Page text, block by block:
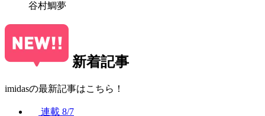
谷村鯛夢
新着記事
imidasの最新記事はこちら！
連載 8/7